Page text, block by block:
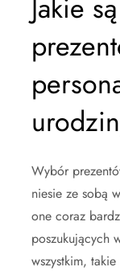
Jakie
Wybór
niesie ze sobą
one coraz
poszukujących
wszystkim,